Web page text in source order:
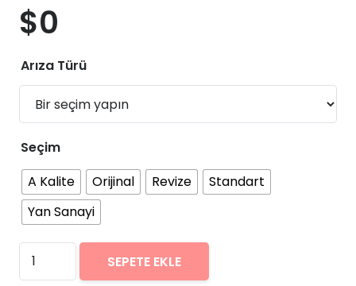
$0
Arıza Türü
Seçim
A Kalite
Orijinal Revize
Standart
Yan Sanayi
Samsung
Galaxy
SEPETE EKLE